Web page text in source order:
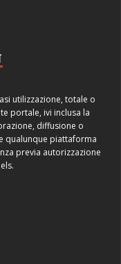
utilizzazione, totale o
portale, ivi inclusa la
diffusione o
qualunque piattaforma
previa autorizzazione